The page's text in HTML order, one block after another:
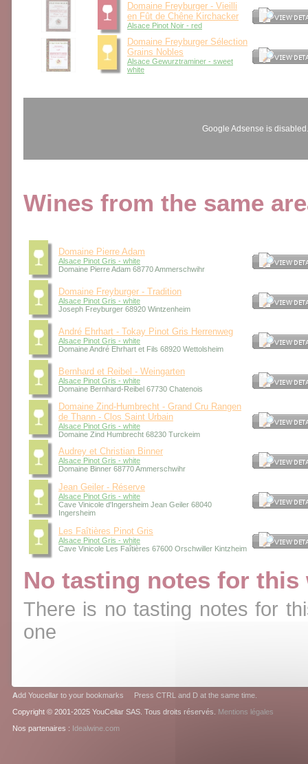
Domaine Freyburger - Vieilli
en Fût de Chêne Kirchacker
Alsace Pinot Noir - red
Domaine Freyburger Sélection
Grains Nobles
Alsace Gewurztraminer - sweet
white
Google Adsense is
Wines from the same
Domaine Pierre Adam
Alsace Pinot Gris - white
Domaine Pierre Adam 68770 Ammerschwihr
Domaine Freyburger - Tradition
Alsace Pinot Gris - white
Joseph Freyburger 68920 Wintzenheim
André Ehrhart - Tokay Pinot Gris Herrenweg
Alsace Pinot Gris - white
Domaine André Ehrhart et Fils 68920 Wettolsheim
Bernhard et Reibel - Weingarten
Alsace Pinot Gris - white
Domaine Bernhard-Reibel 67730 Chatenois
Domaine Zind-Humbrecht - Grand Cru Rangen
de Thann - Clos Saint Urbain
Alsace Pinot Gris - white
Domaine Zind Humbrecht 68230 Turckeim
Audrey et Christian Binner
Alsace Pinot Gris - white
Domaine Binner 68770 Ammerschwihr
Jean Geiler - Réserve
Alsace Pinot Gris - white
Cave Vinicole d'Ingersheim Jean Geiler 68040
Ingersheim
Les Faîtières Pinot Gris
Alsace Pinot Gris - white
Cave Vinicole Les Faîtières 67600 Orschwiller Kintzheim
No tasting notes for this
There is no tasting notes for
one
Add Youcellar to your bookmarks Press CTRL and D at the same time.
Copyright © 2001-2025 YouCellar SAS. Tous droits réservés. Mentions légales
Nos partenaires : Idealwine.com